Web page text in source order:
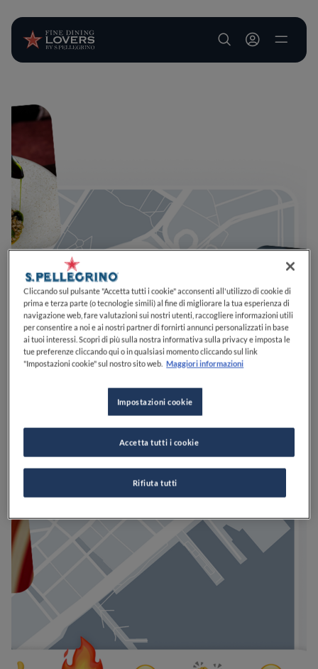
User account
Cliccando sul pulsante "Accetta tutti i cookie" acconsenti all'utilizzo di cookie di
prima e terza parte (o tecnologie simili) al fine di migliorare la tua esperienza di
navigazione web, fare valutazioni sui nostri utenti, raccogliere informazioni utili
per consentire a noi e ai nostri partner di fornirti annunci personalizzati in base
ai tuoi interessi. Scopri di più sulla nostra informativa sulla privacy e imposta le
tue preferenze cliccando qui o in qualsiasi momento cliccando sul link
"Impostazioni cookie" sul nostro sito web. Maggiori informazioni
Impostazioni cookie
Rifiuta tutti
Accetta tutti i cookie